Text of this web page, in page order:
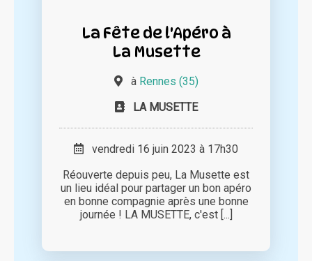
La Fête de l'Apéro à
La Musette
à Rennes (35)
LA MUSETTE
vendredi 16 juin 2023 à 17h30
Réouverte depuis peu, La Musette est
un lieu idéal pour partager un bon apéro
en bonne compagnie après une bonne
journée ! LA MUSETTE, c'est [...]